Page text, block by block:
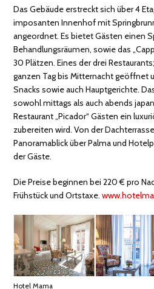
Das Gebäude erstreckt sich über 4
imposanten Innenhof mit
angeordnet. Es bietet Gästen einen
Behandlungsräumen, sowie das
30 Plätzen. Eines der drei
ganzen Tag bis Mitternacht geöffnet
Snacks sowie auch Hauptgerichte.
sowohl mittags als auch abends
Restaurant „Picador“ Gästen ein
zubereiten wird. Von der
Panoramablick über Palma und
der Gäste.
Die Preise beginnen bei 220 € pro
Frühstück und Ortstaxe.
Hotel Mama